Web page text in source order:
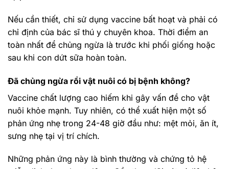
Nếu cần thiết, chỉ sử dụng vaccine bất hoạt và phải có
chỉ định của bác sĩ thú y chuyên khoa. Thời điểm an
toàn nhất để chủng ngừa là trước khi phối giống hoặc
sau khi con dứt sữa hoàn toàn.
Đã chủng ngừa rồi vật nuôi có bị bệnh không?
Vaccine chất lượng cao hiếm khi gây vấn đề cho vật
nuôi khỏe mạnh. Tuy nhiên, có thể xuất hiện một số
phản ứng nhẹ trong 24-48 giờ đầu như: mệt mỏi, ăn ít,
sưng nhẹ tại vị trí chích.
Những phản ứng này là bình thường và chứng tỏ hệ